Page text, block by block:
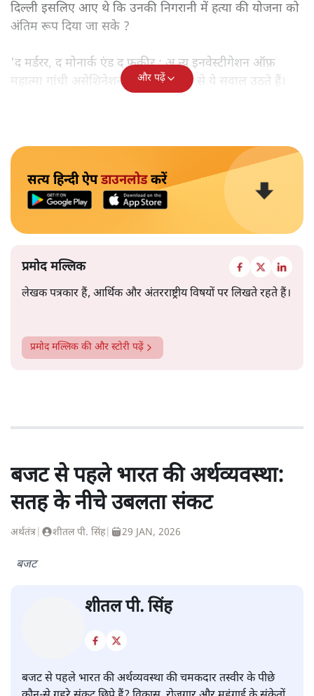
दिल्ली इसलिए आए थे कि उनकी निगरानी में हत्या की योजना को
अंतिम रूप दिया जा सके ?
'द मर्डरर, द मोनार्क एंड द फ़कीर : अ न्यू इनवेस्टीगेशन ऑफ़
महात्मा गांधी असेशिनेशन' नामक किताब से ये सवाल उठते हैं।
और पढ़ें
सत्य हिन्दी ऐपडाउनलोडकरें
प्रमोद मल्लिक
लेखक पत्रकार हैं, आर्थिक और अंतरराष्ट्रीय विषयों पर लिखते रहते हैं।
प्रमोद मल्लिक की और स्टोरी पढ़ें
बजट से पहले भारत की अर्थव्यवस्था:
सतह के नीचे उबलता संकट
अर्थतंत्र शीतल पी. सिंह| 29 JAN, 2026